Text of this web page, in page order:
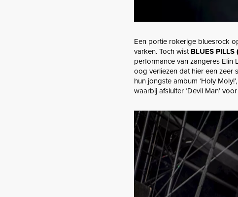
Een portie rokerige bluesrock
varken. Toch wist BLUES PILLS
performance van zangeres Elin
oog verliezen dat hier een zeer
hun jongste ambum ‘Holy
waarbij afsluiter ‘Devil Man’